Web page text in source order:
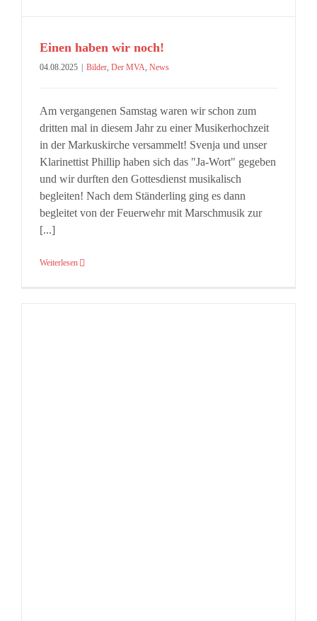
Einen haben wir noch!
04.08.2025 Bilder, Der MVA, News
Am vergangenen Samstag waren wir schon zum
dritten mal in diesem Jahr zu einer Musikerhochzeit
in der Markuskirche versammelt! Svenja und unser
Klarinettist Phillip haben sich das "Ja-Wort" gegeben
und wir durften den Gottesdienst musikalisch
begleiten! Nach dem Ständerling ging es dann
begleitet von der Feuerwehr mit Marschmusik zur
[...]
Weiterlesen